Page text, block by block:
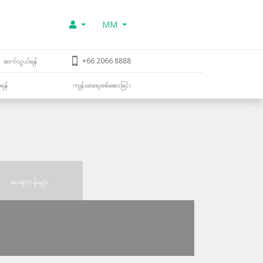
MM
ဆက်သွယ်ရန် +66 2066 8888
န် ကျန်းမာရေးစစ်ဆေးခြင်း
ဆရာဝန်မျာ